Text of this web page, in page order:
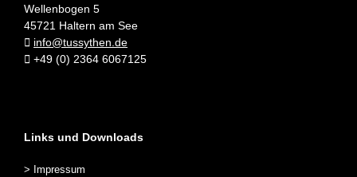
Wellenbogen 5
45721 Haltern am See
info@tussythen.de
+49 (0) 2364 6067125
Links und Downloads
> Impressum